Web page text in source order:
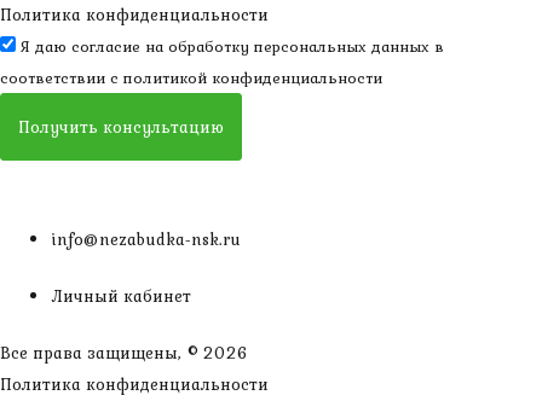
Политика конфиденциальности
Я даю согласие на обработку персональных данных в
соответствии с политикой конфиденциальности
Получить консультацию
info@nezabudka-nsk.ru
Личный кабинет
Все права защищены, © 2026
Политика конфиденциальности